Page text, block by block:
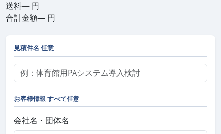
送料— 円
合計金額— 円
見積件名 任意
お客様情報 すべて任意
会社名・団体名